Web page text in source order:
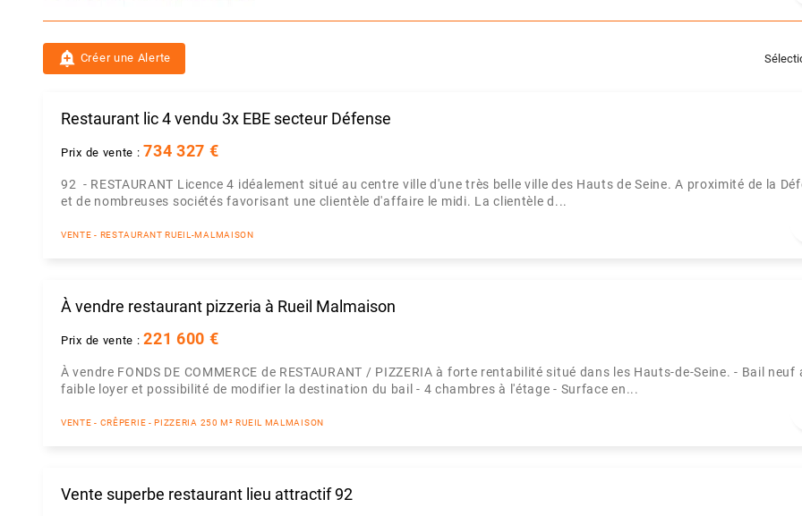
add_alert Créer une Alerte
Restaurant lic 4 vendu 3x EBE secteur Défense
Prix de vente : 734 327 €
92 - RESTAURANT Licence 4 idéalement situé au centre ville d'une très belle ville des Hauts de Seine. A proximité de la
et de nombreuses sociétés favorisant une clientèle d'affaire le midi. La clientèle d...
VENTE - RESTAURANT RUEIL-MALMAISON
À vendre restaurant pizzeria à Rueil Malmaison
Prix de vente :221 600 €
À vendre FONDS DE COMMERCE de RESTAURANT / PIZZERIA à forte rentabilité situé dans les Hauts-de-Seine. - Bail neuf
faible loyer et possibilité de modifier la destination du bail - 4 chambres à l'étage - Surface en...
VENTE - CRÊPERIE - PIZZERIA 250 M² RUEIL MALMAISON
Vente superbe restaurant lieu attractif 92